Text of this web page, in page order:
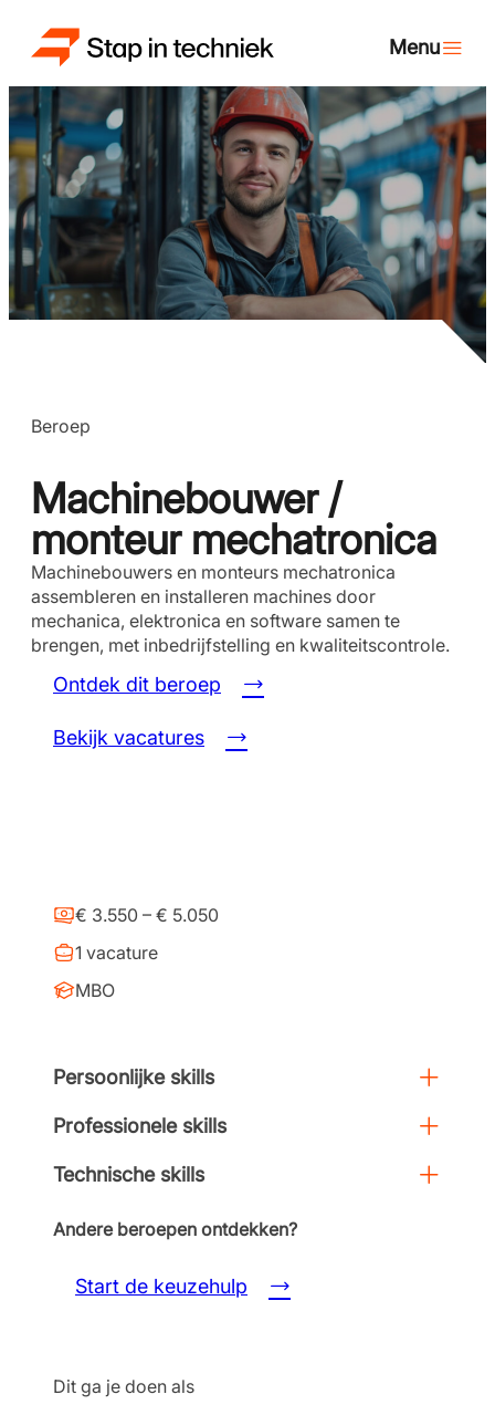
Beroep
Machinebouwer /
monteur mechatronica
Machinebouwers en monteurs mechatronica
assembleren en installeren machines door
mechanica, elektronica en software samen te
brengen, met inbedrijfstelling en kwaliteitscontrole.
Ontdek dit beroep
Bekijk vacatures
Dit ga je doen als
€ 3.550 – € 5.050
1 vacature
MBO
Persoonlijke skills
Professionele skills
Technische skills
Andere beroepen ontdekken?
Start de keuzehulp